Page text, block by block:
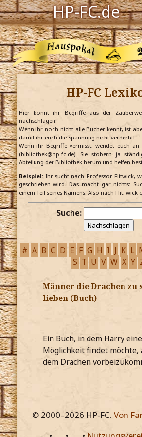
HP-FC.de
Navigation
Harry Potter
Der HP-FC
Hogwarts
Zauberwelt
Willkommen
Jetzt Fanclub-Mitglied
HP-FC
Hier könnt ihr Begriffe aus der
nachschlagen.
Wenn ihr noch nicht alle Bücher kennt, ist
damit ihr euch die Spannung nicht verderbt!
Wenn ihr Begriffe vermisst, wendet euch an
(bibliothek@hp-fc.de). Sie stöbern ja
Abteilung der Bibliothek herum und helfen
Beispiel:Ihr sucht nach Professor Flitwick,
geschrieben wird. Das macht gar nichts:
einem Teil seines Namens. Also nach Flit,
Suche:
# A B C D E F G H I J K L
S T U V W X Y
Männer die Drachen zu
lieben (Buch)
Ein Buch, in dem Harry eine
Möglichkeit findet möchte,
dem Drachen
© 2000–2026 HP-FC.Von